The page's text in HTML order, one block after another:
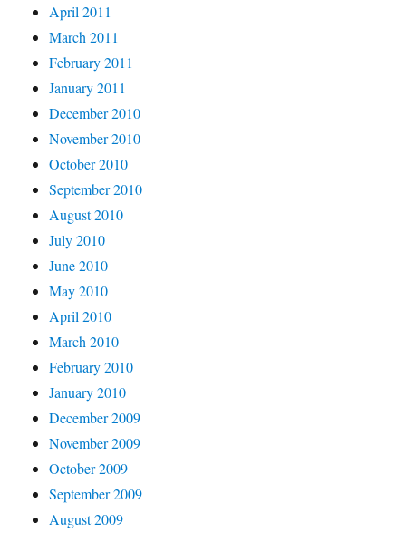
April 2011
March 2011
February 2011
January 2011
December 2010
November 2010
October 2010
September 2010
August 2010
July 2010
June 2010
May 2010
April 2010
March 2010
February 2010
January 2010
December 2009
November 2009
October 2009
September 2009
August 2009